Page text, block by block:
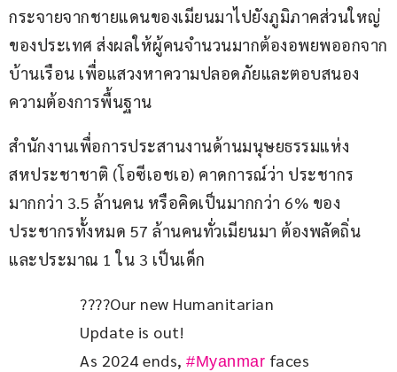
กระจายจากชายแดนของเมียนมาไปยังภูมิภาคส่วนใหญ่
ของประเทศ ส่งผลให้ผู้คนจำนวนมากต้องอพยพออกจาก
บ้านเรือน เพื่อแสวงหาความปลอดภัยและตอบสนอง
ความต้องการพื้นฐาน
สำนักงานเพื่อการประสานงานด้านมนุษยธรรมแห่ง
สหประชาชาติ (โอซีเอชเอ) คาดการณ์ว่า ประชากร
มากกว่า 3.5 ล้านคน หรือคิดเป็นมากกว่า 6% ของ
ประชากรทั้งหมด 57 ล้านคนทั่วเมียนมา ต้องพลัดถิ่น
และประมาณ 1 ใน 3 เป็นเด็ก
????Our new Humanitarian
Update is out!
As 2024 ends, #Myanmar faces